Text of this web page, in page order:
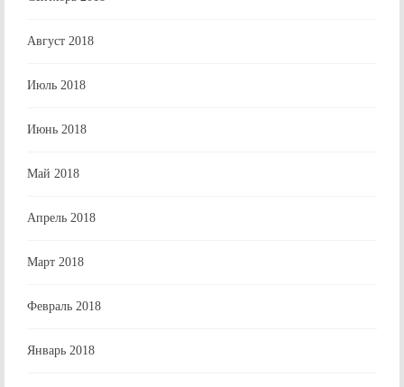
Август 2018
Июль 2018
Июнь 2018
Май 2018
Апрель 2018
Март 2018
Февраль 2018
Январь 2018